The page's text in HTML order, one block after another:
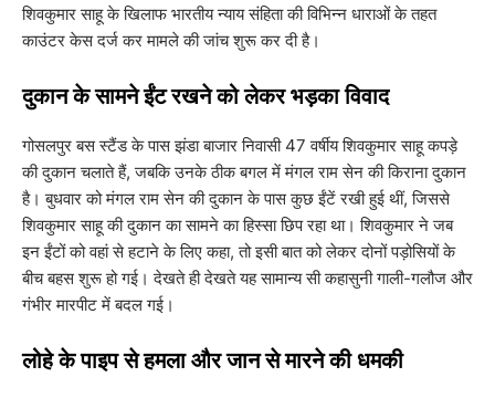
शिवकुमार साहू के खिलाफ भारतीय न्याय संहिता की विभिन्न धाराओं के तहत
काउंटर केस दर्ज कर मामले की जांच शुरू कर दी है।
​दुकान के सामने ईंट रखने को लेकर भड़का विवाद
​गोसलपुर बस स्टैंड के पास झंडा बाजार निवासी 47 वर्षीय शिवकुमार साहू कपड़े
की दुकान चलाते हैं, जबकि उनके ठीक बगल में मंगल राम सेन की किराना दुकान
है। बुधवार को मंगल राम सेन की दुकान के पास कुछ ईंटें रखी हुई थीं, जिससे
शिवकुमार साहू की दुकान का सामने का हिस्सा छिप रहा था। शिवकुमार ने जब
इन ईंटों को वहां से हटाने के लिए कहा, तो इसी बात को लेकर दोनों पड़ोसियों के
बीच बहस शुरू हो गई। देखते ही देखते यह सामान्य सी कहासुनी गाली-गलौज और
गंभीर मारपीट में बदल गई।
​लोहे के पाइप से हमला और जान से मारने की धमकी